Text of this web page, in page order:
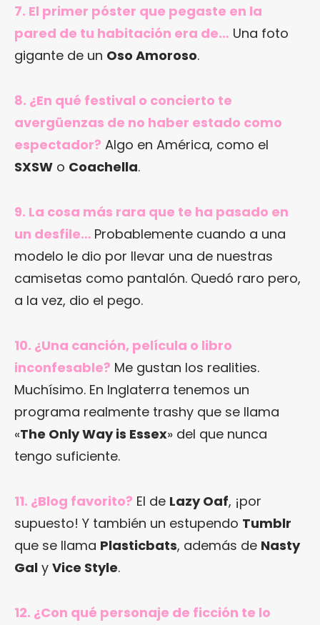
7. El primer póster que pegaste en la
pared de tu habitación era de… Una foto
gigante de un Oso Amoroso.
8. ¿En qué festival o concierto te
avergüenzas de no haber estado como
espectador? Algo en América, como el
SXSW o Coachella.
9. La cosa más rara que te ha pasado en
un desfile… Probablemente cuando a una
modelo le dio por llevar una de nuestras
camisetas como pantalón. Quedó raro pero,
a la vez, dio el pego.
10. ¿Una canción, película o libro
inconfesable? Me gustan los realities.
Muchísimo. En Inglaterra tenemos un
programa realmente trashy que se llama
«The Only Way is Essex» del que nunca
tengo suficiente.
11. ¿Blog favorito? El de Lazy Oaf, ¡por
supuesto! Y también un estupendo Tumblr
que se llama Plasticbats, además de Nasty
Gal y Vice Style.
12. ¿Con qué personaje de ficción te lo